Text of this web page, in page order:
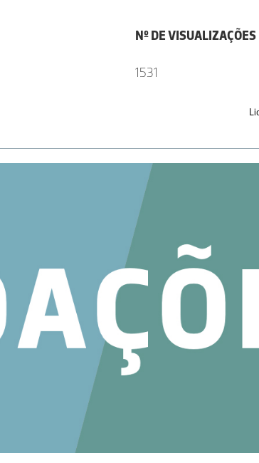
Nº DE VISUALIZAÇÕES
1531